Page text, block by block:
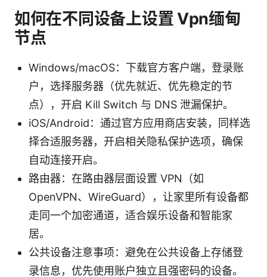
如何在不同设备上设置 Vpn缅甸
节点
Windows/macOS：下载官方客户端，登录账
户，选择服务器（优先就近、优先稳定的节
点），开启 Kill Switch 与 DNS 泄漏保护。
iOS/Android：通过官方应用商店安装，同样选
择合适服务器，开启相关隐私保护选项，确保
自动连接开启。
路由器：在路由器层面设置 VPN（如
OpenVPN、WireGuard），让家里所有设备都
走同一个加密通道，适合娱乐设备和智能家
居。
公共设备注意事项：避免在公共设备上存储登
录信息，优先使用账户独立且强密码的设备。